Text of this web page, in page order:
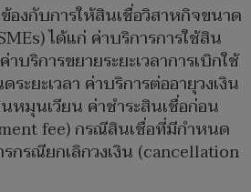
องกับการให้สินเชื่อวิสาหกิจขนาด
ได้แก่ ค่าบริการการใช้สิน
บริการขยายระยะเวลาการเบิกใช้
ะยะเวลา ค่าบริการต่ออายุวงเงิน
หมุนเวียน ค่าชำระสินเชื่อก่อน
fee) กรณีสินเชื่อที่มีกำหนด
รกรณียกเลิกวงเงิน (cancellation